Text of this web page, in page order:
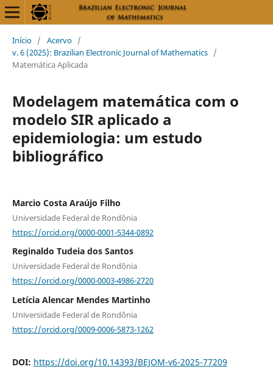
Início / Acervo /
v. 6 (2025): Brazilian Electronic Journal of Mathematics /
Matemática Aplicada
Modelagem matemática com o
modelo SIR aplicado a
epidemiologia: um estudo
bibliográfico
Marcio Costa Araújo Filho
Universidade Federal de Rondônia
https://orcid.org/0000-0001-5344-0892
Reginaldo Tudeia dos Santos
Universidade Federal de Rondônia
https://orcid.org/0000-0003-4986-2720
Letícia Alencar Mendes Martinho
Universidade Federal de Rondônia
https://orcid.org/0009-0006-5873-1262
DOI: https://doi.org/10.14393/BEJOM-v6-2025-77209